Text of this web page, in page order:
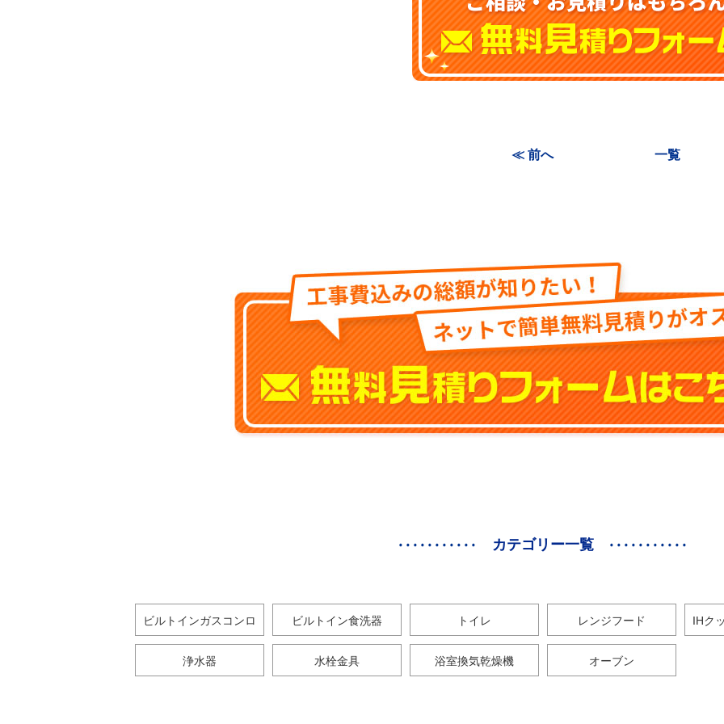
≪ 前へ 一覧
カテゴリー一覧
ビルトインガスコンロ ビルトイン食洗器 トイレ レンジフード IHク
浄水器 水栓金具 浴室換気乾燥機 オーブン